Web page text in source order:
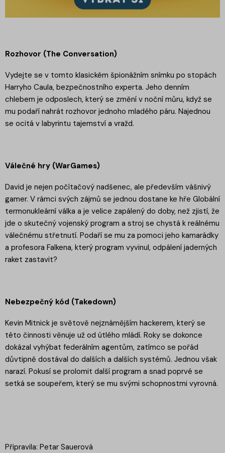
Rozhovor (The Conversation)
Vydejte se v tomto klasickém špionážním snímku po stopách
Harryho Caula, bezpečnostního experta. Jeho denním
chlebem je odposlech, který se změní v noční můru, když se
mu podaří nahrát rozhovor jednoho mladého páru. Najednou
se ocitá v labyrintu tajemství a vražd.
Válečné hry (WarGames)
David je nejen počítačový nadšenec, ale především vášnivý
gamer. V rámci svých zájmů se jednou dostane ke hře Globální
termonukleární válka a je velice zapálený do doby, než zjistí, že
jde o skutečný vojenský program a stroj se chystá k reálnému
válečnému střetnutí. Podaří se mu za pomoci jeho kamarádky
a profesora Falkena, který program vyvinul, odpálení jaderných
raket zastavit?
Nebezpečný kód (Takedown)
Kevin Mitnick je světově nejznámějším hackerem, který se
této činnosti věnuje už od útlého mládí. Roky se dokonce
dokázal vyhýbat federálním agentům, zatímco se pořád
důvtipně dostával do dalších a dalších systémů. Jednou však
narazí. Pokusí se prolomit další program a snad poprvé se
setká se soupeřem, který se mu svými schopnostmi vyrovná.
Připravila: Petar Sauerová